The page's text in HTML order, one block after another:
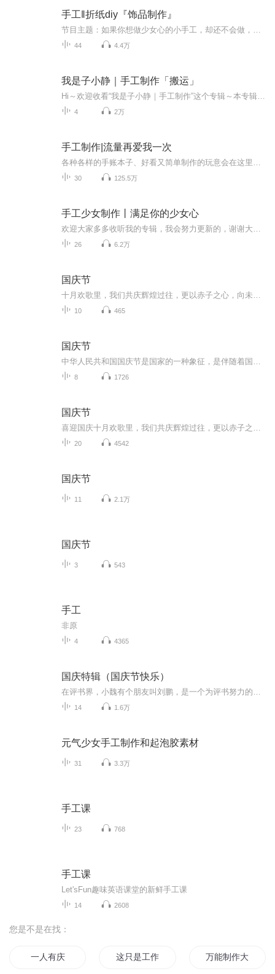
手工‖折纸diy『饰品制作』
44 4.4万
我是子小静｜手工制作「搬运」
4 2万
手工制作|流量再爱我一次
30 125.5万
手工少女制作丨满足你的少女心
26 6.2万
国庆节
10 465
国庆节
8 1726
国庆节
20 4542
国庆节
11 2.1万
国庆节
3 543
手工
非原
4 4365
国庆特辑（国庆节快乐）
14 1.6万
元气少女手工制作和起泡胶素材
31 3.3万
手工课
23 768
手工课
Let'sFun趣味英语课堂的新鲜手工课
14 2608
您是不是在找：
一人有庆 这只是工作 万能制作大师